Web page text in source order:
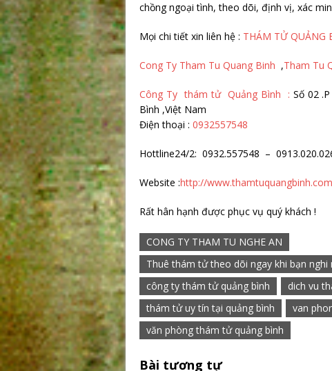
chồng ngoại tình, theo dõi, định vị, xác
Mọi chi tiết xin liên hệ : THÁM TỬ QUẢNG
Cong Ty Tham Tu Quang Binh ,Tham Tu
Công Ty thám tử Quảng Bình : Số 02
Bình ,Việt Nam
Điện thoại : 0932557548
Hottline24/2: 0932.557548 –
Website :http://
Rất hân hạnh được phục vụ quý khách !
CONG TY THAM TU NGHE AN
Thuê thám tử theo dõi ngay khi bạn
công ty thám tử quảng bình
dich vu
thám tử uy tín tại quảng bình
van
văn phòng thám tử quảng bình
Bài tương tự